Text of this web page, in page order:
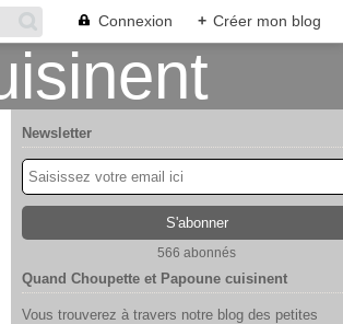
Connexion + Créer mon blog
Newsletter
566 abonnés
Quand Choupette et Papoune cuisinent
Vous trouverez à travers notre blog des petites